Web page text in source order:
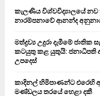
r
කැලණිය විශ්වවිද්‍යාලයේ නව
නාරම්පනාවේ ආනන්ද
මත්ද්‍රව්‍ය උදුරා දැමීමේ
කටයුතු කළ යුතුයි: ජනාධිපති
උපදෙස්
කාදිනල් හිමිපාණන්ට එරෙහි
මණ්ඩලය තරයේ හෙළා දකී